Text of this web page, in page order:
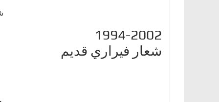
1994-2002
شعار فيراري قديم